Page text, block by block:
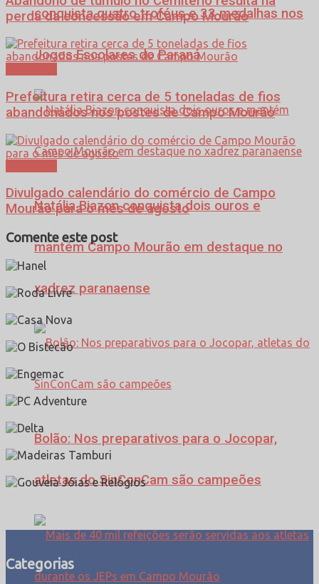
conquista quatro troféus e 33 medalhas nos
Jogos Escolares do Paraná
Natália Biazon conquista dois ouros e
mantém Campo Mourão em destaque no
xadrez paranaense
Bolão: Nos preparativos para o Jocopar,
atletas do SinConCam são campeões
perda da concessão em Campo Mourão
Prefeitura retira cerca de 5 toneladas de fios
abandonados nos postes de Campo Mourão
Divulgado calendário do comércio de Campo
Mourão para o mês de agosto
Comente este post
Categorias